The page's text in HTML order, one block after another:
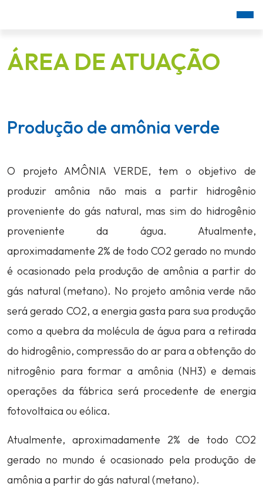
ÁREA DE ATUAÇÃO
Produção de amônia verde
O projeto AMÔNIA VERDE, tem o objetivo de
produzir amônia não mais a partir hidrogênio
proveniente do gás natural, mas sim do hidrogênio
proveniente da água. Atualmente,
aproximadamente 2% de todo CO2 gerado no mundo
é ocasionado pela produção de amônia a partir do
gás natural (metano). No projeto amônia verde não
será gerado CO2, a energia gasta para sua produção
como a quebra da molécula de água para a retirada
do hidrogênio, compressão do ar para a obtenção do
nitrogênio para formar a amônia (NH3) e demais
operações da fábrica será procedente de energia
fotovoltaica ou eólica.
Atualmente, aproximadamente 2% de todo CO2
gerado no mundo é ocasionado pela produção de
amônia a partir do gás natural (metano).